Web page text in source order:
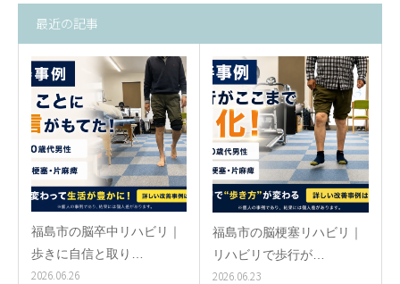
最近の記事
福島市の脳卒中リハビリ｜
歩きに自信と取り…
2026.06.26
福島市の脳梗塞リハビリ｜
リハビリで歩行が…
2026.06.23